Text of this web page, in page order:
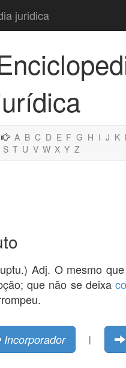
juridica
A B C D E F G H I J K
S T U V W X Y Z
Adj. O mesmo
que não se deixa
Incorporador |